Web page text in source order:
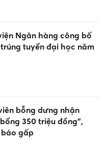
Ngân hàng công bố
tuyển đại học năm
bỗng dưng nhận
350 triệu đồng",
gấp